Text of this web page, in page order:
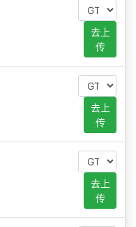
去上
传
去上
传
去上
传